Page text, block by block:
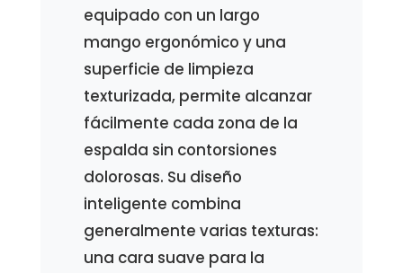
equipado con un largo
mango ergonómico y una
superficie de limpieza
texturizada, permite alcanzar
fácilmente cada zona de la
espalda sin contorsiones
dolorosas. Su diseño
inteligente combina
generalmente varias texturas:
una cara suave para la